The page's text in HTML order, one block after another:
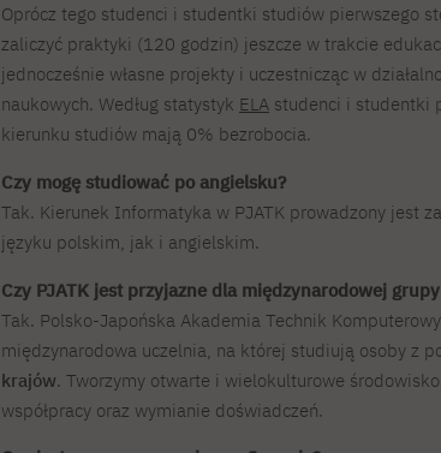
Oprócz tego studenci i studentki studiów pierwszego
zaliczyć praktyki (120 godzin) jeszcze w trakcie
jednocześnie własne projekty i uczestnicząc w
naukowych. Według statystyk ELA studenci i studentki
kierunku studiów mają 0% bezrobocia.
Czy mogę studiować po angielsku?
Tak. Kierunek Informatyka w PJATK prowadzony jest
języku polskim, jak i angielskim.
Czy PJATK jest przyjazne dla międzynarodowej
Tak. Polsko-Japońska Akademia Technik
międzynarodowa uczelnia, na której studiują osoby z
krajów. Tworzymy otwarte i wielokulturowe
współpracy oraz wymianie doświadczeń.